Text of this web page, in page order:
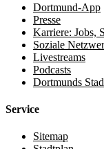
Dortmund-App
Presse
Karriere: Jobs,
Soziale
Livestreams
Podcasts
Dortmunds
Service
Sitemap